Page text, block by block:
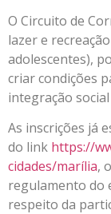
O Circuito de
lazer e
adolescentes),
criar condições
integração
As inscrições já
do link https://
cidades/marília,
regulamento do
respeito da